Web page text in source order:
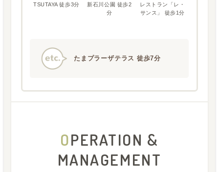
TSUTAYA 徒歩3分
新石川公園 徒歩2
分
レストラン「レ・
サンス」 徒歩1分
たまプラーザテラス 徒歩7分
OPERATION &
MANAGEMENT